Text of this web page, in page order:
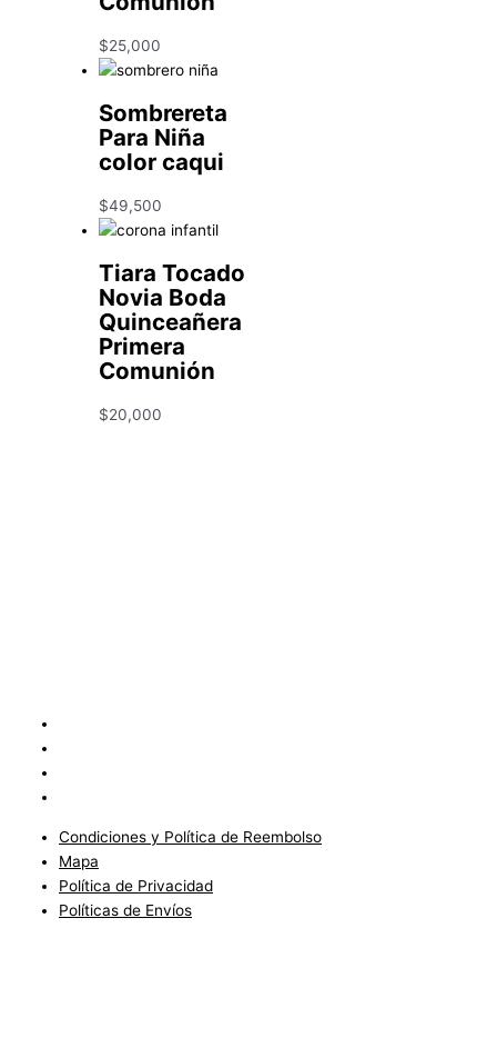
$25,000
Sombrereta
Para Niña
color caqui
$49,500
Tiara Tocado
Novia Boda
Quinceañera
Primera
Comunión
$20,000
Condiciones y Política de Reembolso
Mapa
Política de Privacidad
Políticas de Envíos